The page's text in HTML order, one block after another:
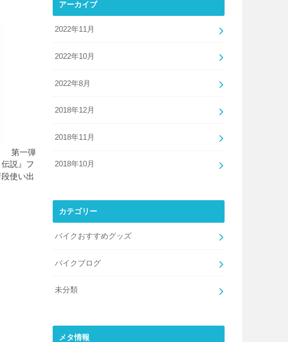
第一弾
説』フ
使い出
アーカイブ
2022年11月
2022年10月
2022年8月
2018年12月
2018年11月
2018年10月
カテゴリー
バイクおすすめグッズ
バイクブログ
未分類
メタ情報